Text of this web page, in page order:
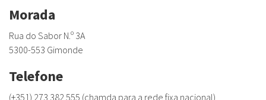
Morada
Rua do Sabor N.º 3A
5300-553 Gimonde
Telefone
(+351) 273 382 555 (chamda para a rede fixa nacional)